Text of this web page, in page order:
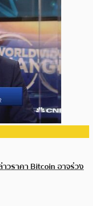
ราคา Bitcoin อาจร่วง